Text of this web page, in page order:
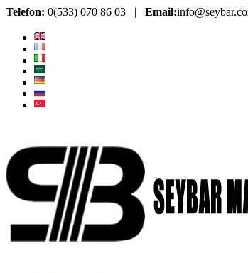
Telefon: 0(533) 070 86 03 | Email: